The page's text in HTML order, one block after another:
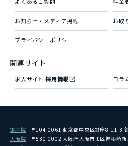
よくあるご質問 料金
お知らせ・メディア掲載 お取
プライバシーポリシー
関連サイト
求人サイト採用情報 コラ
銀座院
〒104-0061 東京都中央区銀座8-11-3
大阪院
〒530-0002 大阪府大阪市北区曽根崎